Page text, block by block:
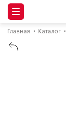
Главная Каталог